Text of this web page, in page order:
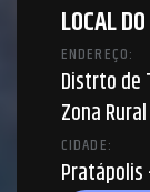
LOCAL
ENDEREÇO:
Distrto de
Zona Rural
CIDADE:
Pratápolis